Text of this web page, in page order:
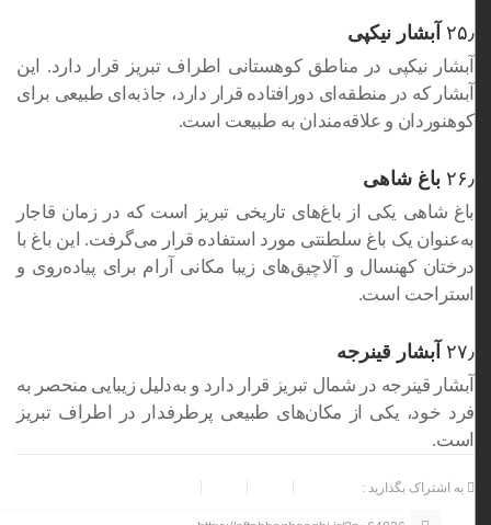
۲۵٫ آبشار نیکپی
آبشار نیکپی در مناطق کوهستانی اطراف تبریز قرار دارد. این
آبشار که در منطقه‌ای دورافتاده قرار دارد، جاذبه‌ای طبیعی برای
کوهنوردان و علاقه‌مندان به طبیعت است.
۲۶٫ باغ شاهی
باغ شاهی یکی از باغ‌های تاریخی تبریز است که در زمان قاجار
به‌عنوان یک باغ سلطنتی مورد استفاده قرار می‌گرفت. این باغ با
درختان کهنسال و آلاچیق‌های زیبا مکانی آرام برای پیاده‌روی و
استراحت است.
۲۷٫ آبشار قینرجه
آبشار قینرجه در شمال تبریز قرار دارد و به‌دلیل زیبایی منحصر به
فرد خود، یکی از مکان‌های طبیعی پرطرفدار در اطراف تبریز
است.
به اشتراک بگذارید :